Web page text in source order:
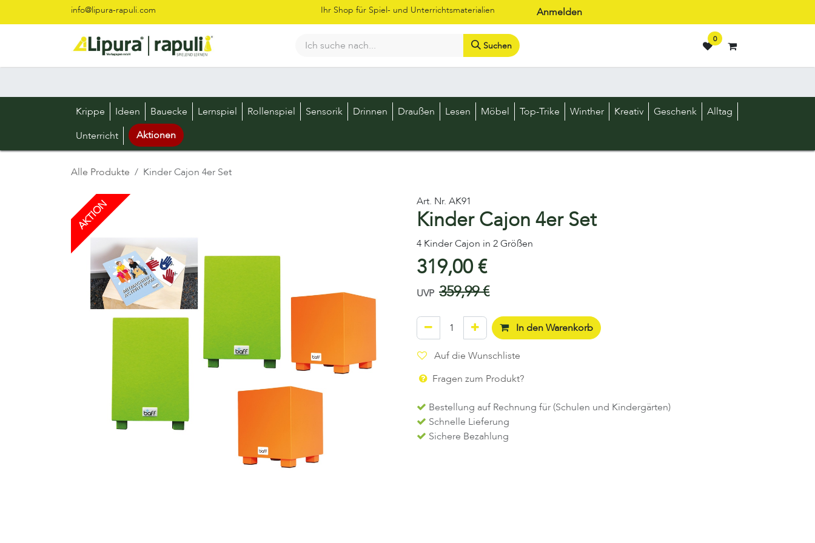
Zum Inhalt springeninfo@lipura-rapuli.com Ihr Shop für Spiel- und Unterrichtsmaterialien Anmelden
Suchen
0
Krippe Ideen Bauecke Lernspiel Rollenspiel Sensorik Drinnen Draußen Lesen Möbel Top-Trike Winther Kreativ Geschenk
Alltag
Unterricht
Aktionen
Alle Produkte Kinder Cajon 4er Set
AKTION Art. Nr. AK91
Kinder Cajon 4er Set
4 Kinder Cajon in 2 Größen
319,00€
UVP 359,99€
In den Warenkorb
Auf die Wunschliste
Fragen zum Produkt?
Bestellung auf Rechnung für (Schulen und Kindergärten)
Schnelle Lieferung
Sichere Bezahlung